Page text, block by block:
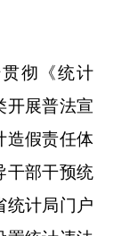
彻《统计
开展普法宣
造假责任体
干部干预统
统计局门户